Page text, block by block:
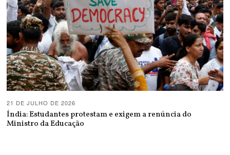
21 DE JULHO DE 2026
Índia: Estudantes protestam e exigem a renúncia do
Ministro da Educação